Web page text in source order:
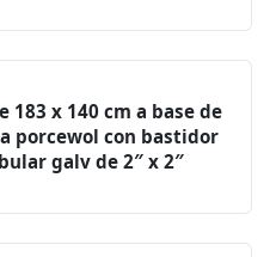
183 x 140 cm a base de
porcewol con bastidor
galv de 2″ x 2″